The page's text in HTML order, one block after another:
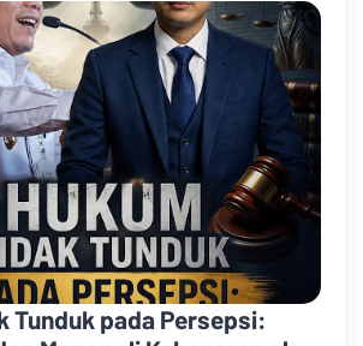
Tunduk pada Persepsi: